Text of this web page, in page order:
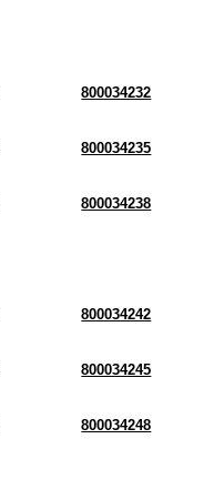
800034232
800034235
800034238
800034242
800034245
800034248